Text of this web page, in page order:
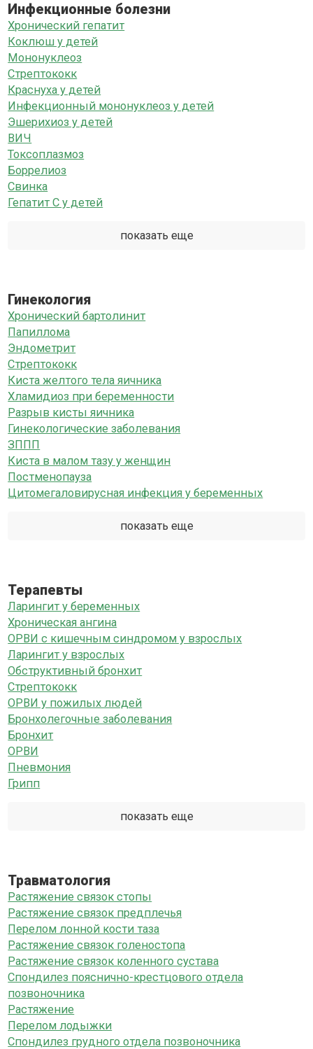
Инфекционные болезни
Хронический гепатит
Коклюш у детей
Мононуклеоз
Стрептококк
Краснуха у детей
Инфекционный мононуклеоз у детей
Эшерихиоз у детей
ВИЧ
Токсоплазмоз
Боррелиоз
Свинка
Гепатит C у детей
показать еще
Гинекология
Хронический бартолинит
Папиллома
Эндометрит
Стрептококк
Киста желтого тела яичника
Хламидиоз при беременности
Разрыв кисты яичника
Гинекологические заболевания
ЗППП
Киста в малом тазу у женщин
Постменопауза
Цитомегаловирусная инфекция у беременных
показать еще
Терапевты
Ларингит у беременных
Хроническая ангина
ОРВИ с кишечным синдромом у взрослых
Ларингит у взрослых
Обструктивный бронхит
Стрептококк
ОРВИ у пожилых людей
Бронхолегочные заболевания
Бронхит
ОРВИ
Пневмония
Грипп
показать еще
Травматология
Растяжение связок стопы
Растяжение связок предплечья
Перелом лонной кости таза
Растяжение связок голеностопа
Растяжение связок коленного сустава
Спондилез пояснично-крестцового отдела
позвоночника
Растяжение
Перелом лодыжки
Спондилез грудного отдела позвоночника